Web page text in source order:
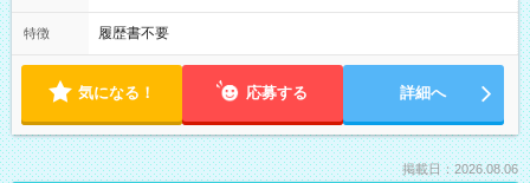
特徴 履歴書不要
気になる！ 応募する 詳細へ
掲載日：2026.08.06